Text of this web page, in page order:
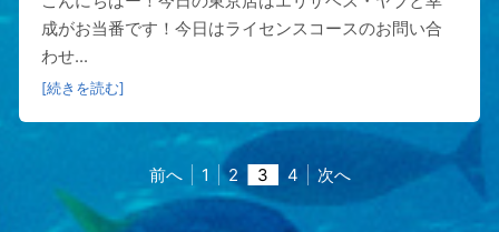
成がお当番です！今日はライセンスコースのお問い合
わせ...
[続きを読む]
前へ 1 2 3 4 次へ